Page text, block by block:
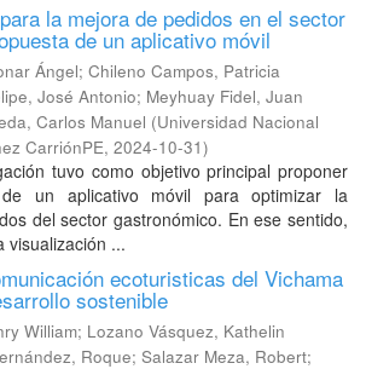
la mejora de pedidos en el sector
de un aplicativo móvil
Ángel; Chileno Campos, Patricia
José Antonio; Meyhuay Fidel, Juan
Carlos Manuel (Universidad Nacional
CarriónPE, 2024-10-31)
tuvo como objetivo principal proponer
de un aplicativo móvil para optimizar la
del sector gastronómico. En ese sentido,
visualización ...
ecoturisticas del Vichama
sostenible
William; Lozano Vásquez, Kathelin
Roque; Salazar Meza, Robert;